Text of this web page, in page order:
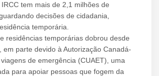
tem mais de 2,1 milhões de
decisões de cidadania,
temporária.
residências temporárias dobrou desde
em parte devido à Autorização Canadá-
de emergência (CUAET), uma
para apoiar pessoas que fogem da